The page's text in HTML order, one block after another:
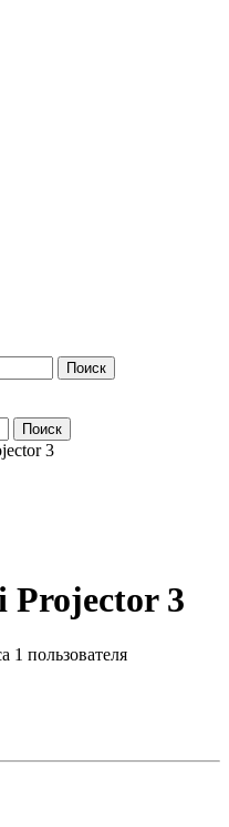
Поиск
Поиск
3
Projector 3
1 пользователя